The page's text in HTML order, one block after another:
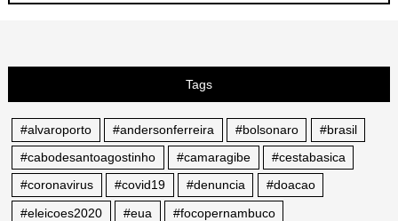
Tags
#alvaroporto #andersonferreira #bolsonaro
#brasil
#cabodesantoagostinho
#camaragibe
#cestabasica
#coronavirus
#covid19 #denuncia
#doacao
#eleicoes2020
#eua
#focopernambuco